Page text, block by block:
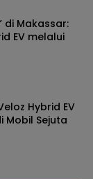
di Makassar:
EV melalui
Hybrid EV
Mobil Sejuta